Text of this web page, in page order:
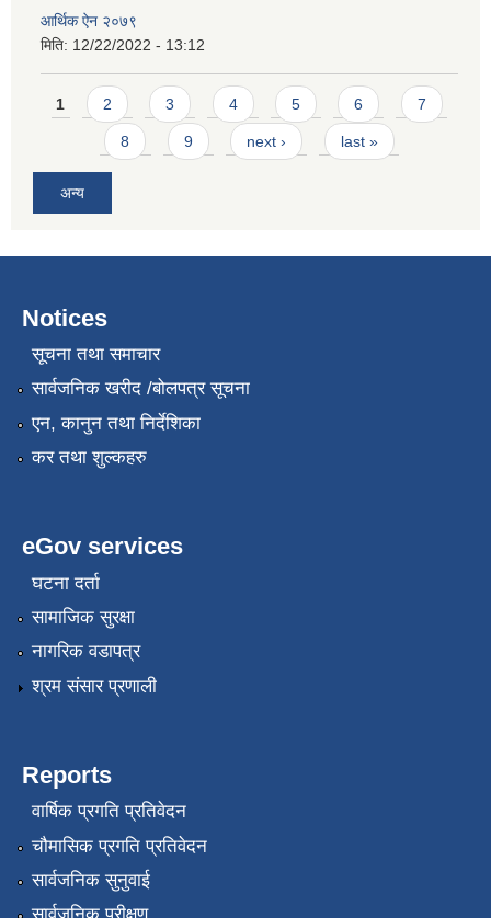
आर्थिक ऐन २०७९
मिति: 12/22/2022 - 13:12
Pages
1 2 3 4 5 6 7
8 9 next › last »
अन्य
Notices
सूचना तथा समाचार
सार्वजनिक खरीद /बोलपत्र सूचना
एन, कानुन तथा निर्देशिका
कर तथा शुल्कहरु
eGov services
घटना दर्ता
सामाजिक सुरक्षा
नागरिक वडापत्र
श्रम संसार प्रणाली
Reports
वार्षिक प्रगति प्रतिवेदन
चौमासिक प्रगति प्रतिवेदन
सार्वजनिक सुनुवाई